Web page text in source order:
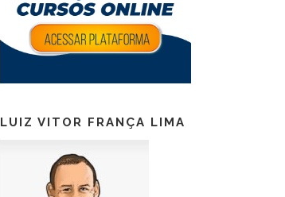
LUIZ VITOR FRANÇA LIMA